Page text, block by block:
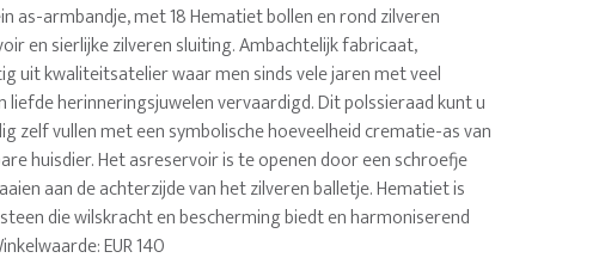
as-armbandje, met 18 Hematiet bollen en rond zilveren
en sierlijke zilveren sluiting. Ambachtelijk fabricaat,
uit kwaliteitsatelier waar men sinds vele jaren met veel
liefde herinneringsjuwelen vervaardigd. Dit polssieraad kunt u
zelf vullen met een symbolische hoeveelheid crematie-as van
huisdier. Het asreservoir is te openen door een schroefje
aan de achterzijde van het zilveren balletje. Hematiet is
die wilskracht en bescherming biedt en harmoniserend
EUR 140